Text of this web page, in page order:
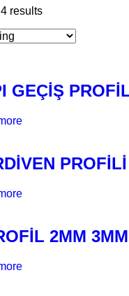
results
GEÇİŞ
PROFİLİ
2MM